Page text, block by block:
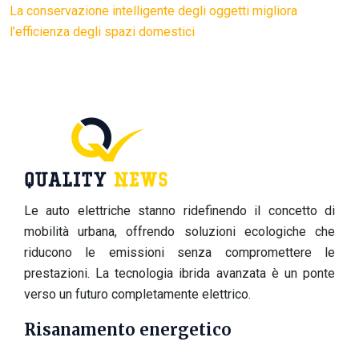
La conservazione intelligente degli oggetti migliora
l’efficienza degli spazi domestici
Le auto elettriche stanno ridefinendo il concetto di
mobilità urbana, offrendo soluzioni ecologiche che
riducono le emissioni senza compromettere le
prestazioni. La tecnologia ibrida avanzata è un ponte
verso un futuro completamente elettrico.
Risanamento energetico